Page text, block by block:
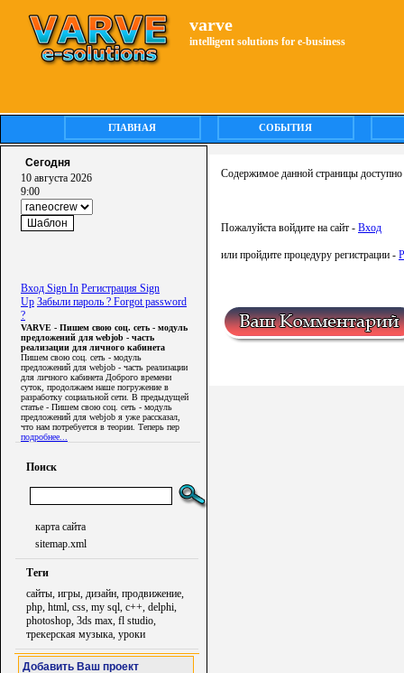
varve
intelligent solutions for e-business
ГЛАВНАЯ СОБЫТИЯ
Сегодня
10 августа 2026
9:00
Вход Sign In Регистрация Sign
Up Забыли пароль ? Forgot password
?
VARVE - Пишем свою соц. сеть - модуль
предложений для webjob - часть
реализации для личного кабинета
Пишем свою соц. сеть - модуль
предложений для webjob - часть реализации
для личного кабинета Доброго времени
суток, продолжаем наше погружение в
разработку социальной сети. В предыдущей
статье - Пишем свою соц. сеть - модуль
предложений для webjob я уже рассказал,
что нам потребуется в теории. Теперь пер
подробнее...
Поиск
карта сайта
sitemap.xml
Теги
сайты, игры, дизайн, продвижение,
php, html, css, my sql, c++, delphi,
photoshop, 3ds max, fl studio,
трекерская музыка, уроки
Добавить Ваш проект
Содержимое данной страницы
Пожалуйста войдите на сайт - Вход
или пройдите процедуру регистрации -